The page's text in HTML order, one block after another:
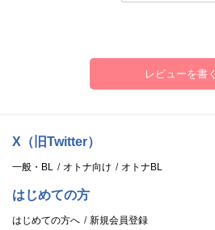
レビューを書く
X（旧Twitter）
一般・BL オトナ向け オトナBL
はじめての方
はじめての方へ 新規会員登録